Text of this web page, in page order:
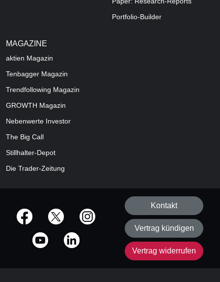
Portfolio-Builder
MAGAZINE
aktien Magazin
Tenbagger Magazin
Trendfollowing Magazin
GROWTH Magazin
Nebenwerte Investor
The Big Call
Stillhalter-Depot
Die Trader-Zeitung
offizielle Social Media-Accounts
Kontakt
Vertrag kündigen
Vertrag widerrufen